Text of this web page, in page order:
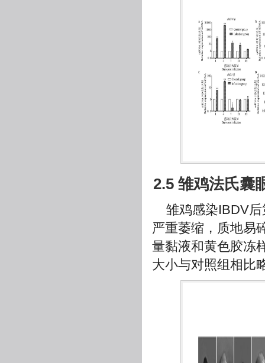
2.5 雏鸡法氏囊
雏鸡感染IBDV
严重萎缩，质地易
量黏液和黄色胶冻
大小与对照组相比